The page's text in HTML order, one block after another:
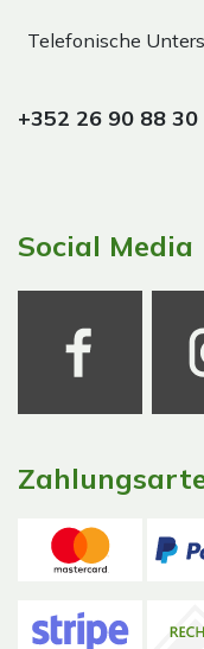
Telefonische
+352 26 90 88 30
Social Media